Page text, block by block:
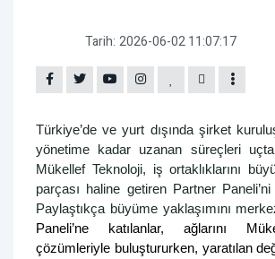
Tarih: 2026-06-02 11:07:17
Türkiye’de ve yurt dışında şirket
yönetime kadar uzanan süreçleri
Mükellef Teknoloji, iş ortaklıklarını
parçası haline getiren Partner Paneli’ni
Paylaştıkça büyüme yaklaşımını
Paneli’ne katılanlar, ağlarını
çözümleriyle buluştururken, yaratılan